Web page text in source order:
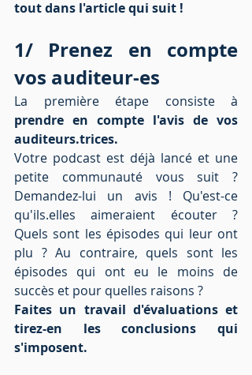
tout dans l'article qui suit !
1/ Prenez en compte
vos auditeur-es
prendre en compte l'avis de vos
auditeurs.trices.
Votre podcast est déjà lancé et une
petite communauté vous suit ?
Demandez-lui un avis ! Qu'est-ce
qu'ils.elles aimeraient écouter ?
Quels sont les épisodes qui leur ont
plu ? Au contraire, quels sont les
épisodes qui ont eu le moins de
succès et pour quelles raisons ?
Faites un travail d'évaluations et
tirez-en les conclusions qui
s'imposent.